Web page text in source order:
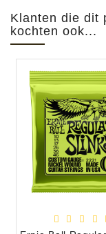
Klanten die dit
kochten ook...